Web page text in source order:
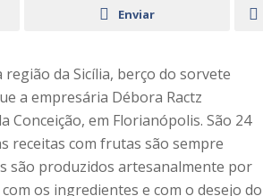
Enviar
da Sicília, berço do sorvete
a empresária Débora Ractz
Conceição, em Florianópolis. São 24
receitas com frutas são sempre
são produzidos artesanalmente por
os ingredientes e com o desejo do